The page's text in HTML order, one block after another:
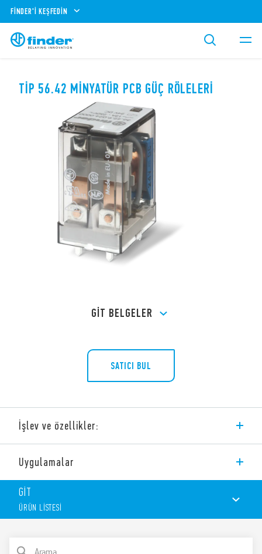
FINDER'I KEŞFEDIN
TIP 56.42 MINYATÜR PCB GÜÇ RÖLELERI
GİT BELGELER
SATICI BUL
İşlev ve özellikler:
Özellikler arasında şunlar bulunmaktadır:
Kontak malzemesi seçenekleri
Tip 56.42-0300 versiyonu da mevcuttur (2 NO ile (mesafe
Uygulamalar
GİT
ÜRÜN LİSTESİ
ÜRÜN LİSTESİ